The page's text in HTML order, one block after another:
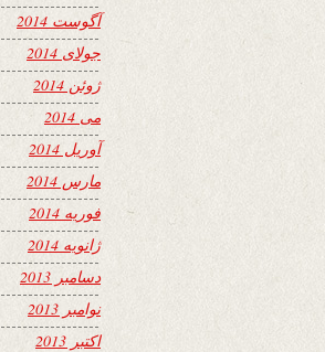
آگوست 2014
جولای 2014
ژوئن 2014
می 2014
آوریل 2014
مارس 2014
فوریه 2014
ژانویه 2014
دسامبر 2013
نوامبر 2013
اکتبر 2013